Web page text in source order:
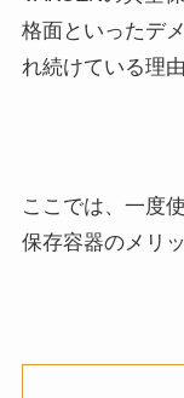
格面といったデ
れ続けている理
ここでは、一度
保存容器のメリ